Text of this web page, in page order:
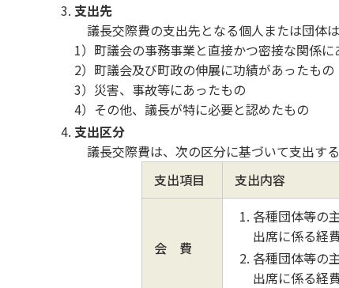
支出先
議長交際費の支出先となる個人または団体
1）町議会の事務事業と直接かつ密接な関係に
2）町議会及び町政の伸展に功績があったもの
3）災害、事故等にあったもの
4）その他、議長が特に必要と認めたもの
支出区分
議長交際費は、次の区分に基づいて支出す
支出項目
支出内容
会費
各種団体等の
出席に係る経
各種団体等の
出席に係る経